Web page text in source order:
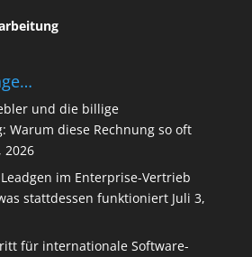
und die billige
Warum diese Rechnung so oft
2026
im Enterprise-Vertrieb
stattdessen funktioniert Juli 3,
für internationale Software-